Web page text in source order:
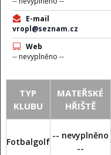
E-mail
vropl@seznam.cz
Web
-- nevyplněno --
TYP
KLUBU
MATEŘSKÉ
HŘIŠTĚ
Fotbalgolf
-- nevyplněno
--